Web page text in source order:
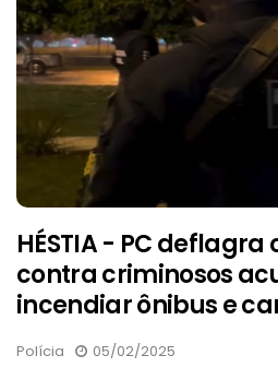
HÉSTIA - PC
contra criminosos
incendiar ônibus e
Polícia 05/02/2025